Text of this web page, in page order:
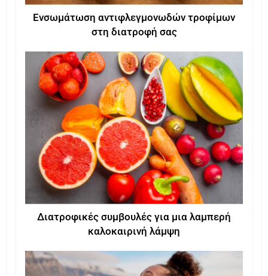
Ενσωμάτωση αντιφλεγμονωδών τροφίμων
στη διατροφή σας
Διατροφικές συμβουλές για μια λαμπερή
καλοκαιρινή λάμψη